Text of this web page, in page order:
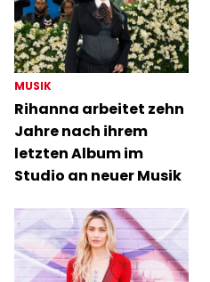
MUSIK
Rihanna arbeitet zehn
Jahre nach ihrem
letzten Album im
Studio an neuer Musik